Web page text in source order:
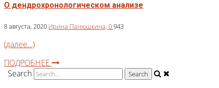
О дендрохронологическом анализе
8 августа, 2020 Ирина Панюшкина, 0943
(далее…)
ПОДРОБНЕЕ
Search